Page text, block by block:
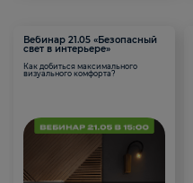
Вебинар 21.05 «Безопасный
свет в интерьере»
Как добиться максимального
визуального комфорта?